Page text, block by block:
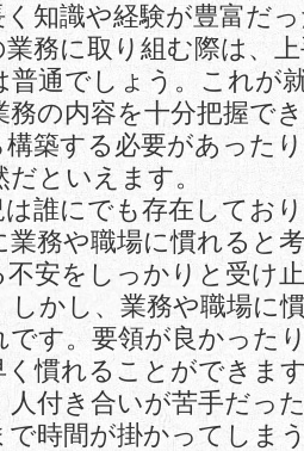
知識や経験が豊富だ
務に取り組む際は、
普通でしょう。これが
務の内容を十分把握で
構築する必要があった
といえます。
誰にでも存在してお
業務や職場に慣れると
不安をしっかりと受け
しかし、業務や職場に
です。要領が良かった
慣れることができま
人付き合いが苦手だっ
時間が掛かってしま